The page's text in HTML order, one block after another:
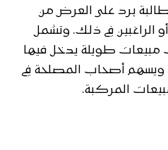
برد على العرض من
الراغبين في ذلك. وتشمل
مبيعات طويلة يدخل فيها
ويسهم أصحاب المصلحة في
المركبة.